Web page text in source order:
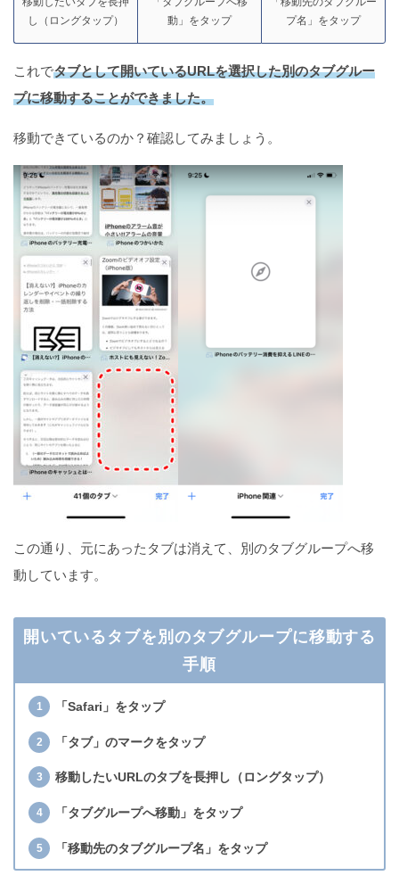
し（ロングタップ）
動」をタップ
プ名」をタップ
これでタブとして開いているURLを選択した別のタブグルー
プに移動することができました。
移動できているのか？確認してみましょう。
この通り、元にあったタブは消えて、別のタブグループへ移
動しています。
開いているタブを別のタブグループに移動する
手順
「Safari」をタップ
「タブ」のマークをタップ
移動したいURLのタブを長押し（ロングタップ）
「タブグループへ移動」をタップ
「移動先のタブグループ名」をタップ